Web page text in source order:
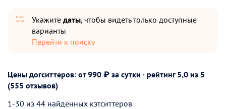
Укажите даты, чтобы видеть только доступные
варианты
Перейти к поиску
Цены догситтеров: от 990 ₽ за сутки · рейтинг 5,0 из 5
(555 отзывов)
1-30 из 44 найденных кэтситтеров